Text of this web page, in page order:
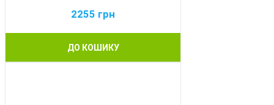
2255 грн
ДО КОШИКУ